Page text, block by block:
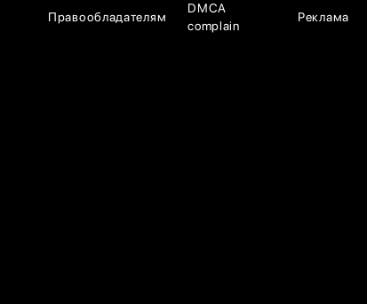
Правообладателям
DMCA
complain
Реклама